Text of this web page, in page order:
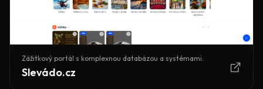
Zážitkový portál s komplexnou databázou a systémami.
Slevádo.cz